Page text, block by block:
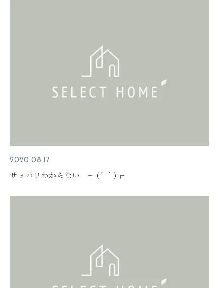
2020.08.17
サッパリわからない ┐(´-｀)┌